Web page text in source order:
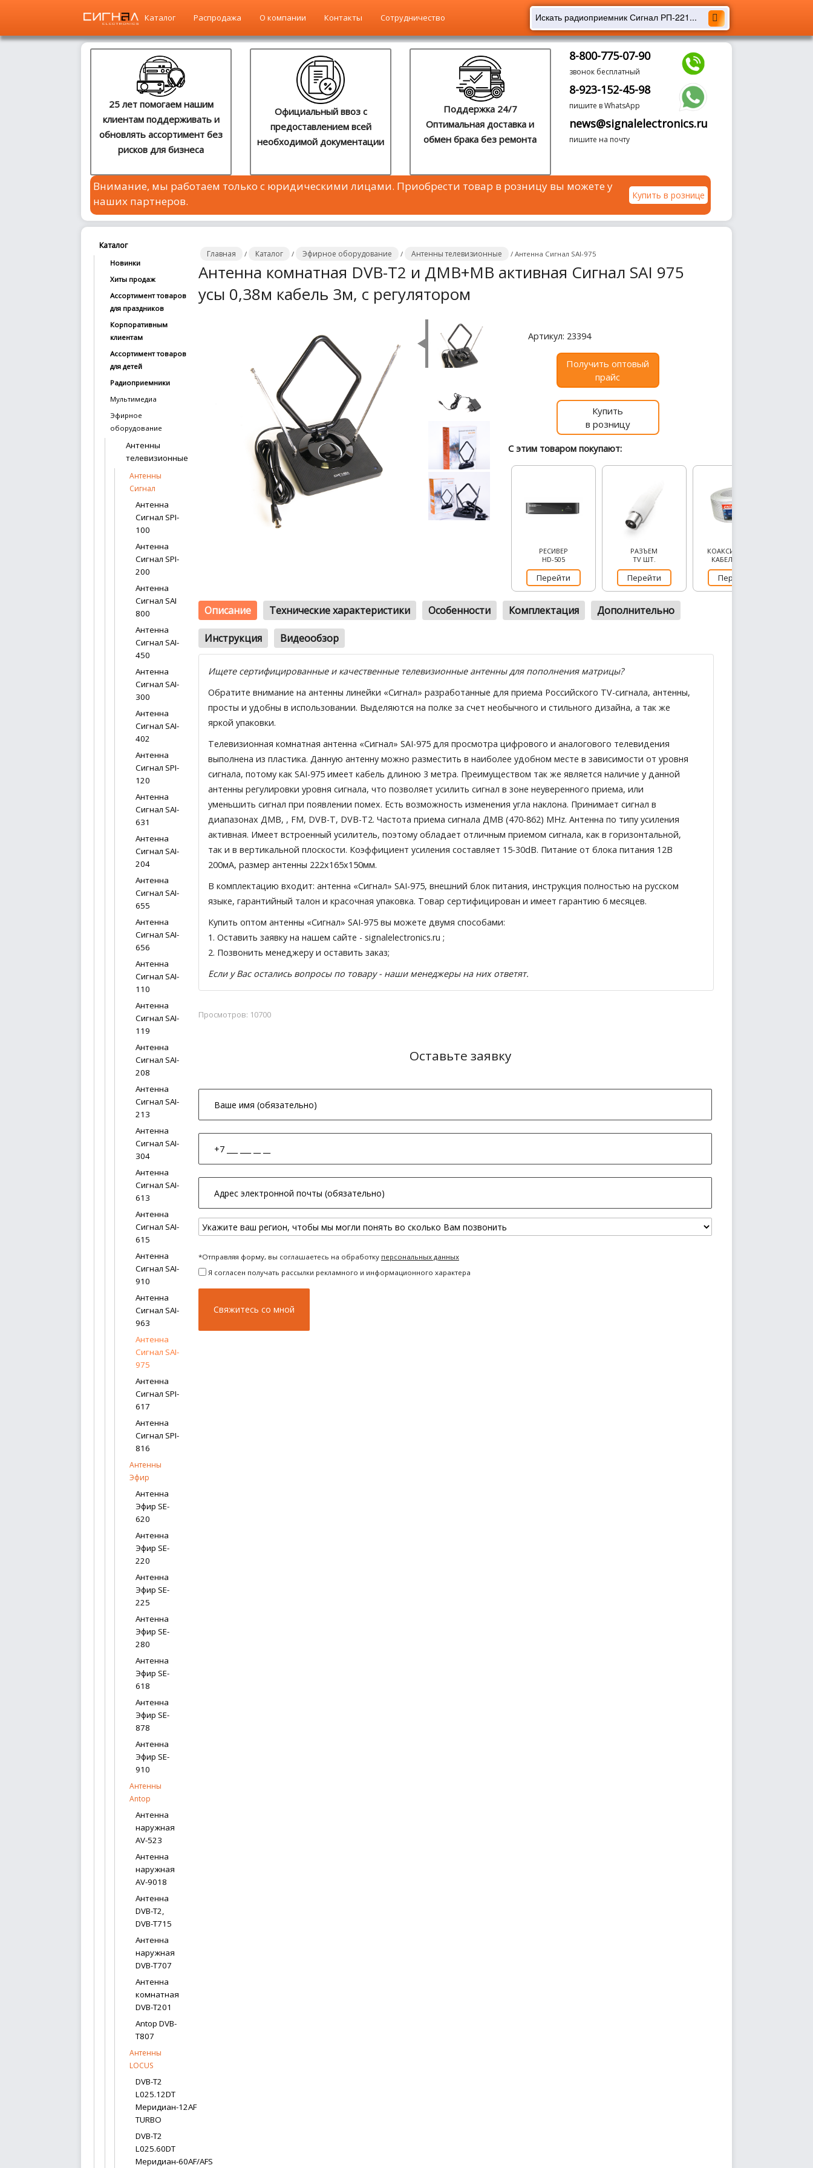
Сотрудничество
Каталог Распродажа О компании Контакты Сотрудничество
25 лет помогаем нашим
клиентам поддерживать и
обновлять ассортимент без
рисков для бизнеса
Официальный ввоз с
предоставлением всей
необходимой документации
Поддержка 24/7
Оптимальная доставка и
обмен брака без ремонта
8-800-775-07-90
звонок бесплатный
8-923-152-45-98
пишите в WhatsApp
news@signalelectronics.ru
пишите на почту
Внимание, мы работаем только с юридическими лицами. Приобрести товар в розницу вы можете у
наших партнеров.
Купить в рознице
Главная / Каталог / Эфирное оборудование / Антенны телевизионные / Антенна Сигнал SAI-975
Антенна комнатная DVB-T2 и ДМВ+МВ активная Сигнал SAI 975
усы 0,38м кабель 3м, с регулятором
Артикул: 23394
Получить оптовый
прайс
Купить
в розницу
С этим товаром покупают:
РЕСИВЕР
HD-505
Перейти
РАЗЪЕМ
TV ШТ.
Перейти
КОАКСИАЛЬНЫЙ
КАБЕЛЬ SAT50
Перейти
Описание Технические характеристики Особенности Комплектация Дополнительно
Инструкция Видеообзор
Ищете сертифицированные и качественные телевизионные антенны для пополнения матрицы?
Обратите внимание на антенны линейки «Сигнал» разработанные для приема Российского TV-сигнала, антенны,
просты и удобны в использовании. Выделяются на полке за счет необычного и стильного дизайна, а так же
яркой упаковки.
Телевизионная комнатная антенна «Сигнал» SAI-975 для просмотра цифрового и аналогового телевидения
выполнена из пластика. Данную антенну можно разместить в наиболее удобном месте в зависимости от уровня
сигнала, потому как SAI-975 имеет кабель длиною 3 метра. Преимуществом так же является наличие у данной
антенны регулировки уровня сигнала, что позволяет усилить сигнал в зоне неуверенного приема, или
уменьшить сигнал при появлении помех. Есть возможность изменения угла наклона. Принимает сигнал в
диапазонах ДМВ, , FM, DVB-T, DVB-T2. Частота приема сигнала ДМВ (470-862) MHz. Антенна по типу усиления
активная. Имеет встроенный усилитель, поэтому обладает отличным приемом сигнала, как в горизонтальной,
так и в вертикальной плоскости. Коэффициент усиления составляет 15-30dB. Питание от блока питания 12В
200мА, размер антенны 222х165х150мм.
В комплектацию входит: антенна «Сигнал» SAI-975, внешний блок питания, инструкция полностью на русском
языке, гарантийный талон и красочная упаковка. Товар сертифицирован и имеет гарантию 6 месяцев.
Купить оптом антенны «Сигнал» SAI-975 вы можете двумя способами:
1. Оставить заявку на нашем сайте - signalelectronics.ru ;
2. Позвонить менеджеру и оставить заказ;
Если у Вас остались вопросы по товару - наши менеджеры на них ответят.
Просмотров: 10700
Оставьте заявку
*Отправляя форму, вы соглашаетесь на обработку персональных данных
Я согласен получать рассылки рекламного и информационного характера
Каталог
Новинки
Хиты продаж
Ассортимент товаров
для праздников
Корпоративным
клиентам
Ассортимент товаров
для детей
Радиоприемники
Мультимедиа
Эфирное
оборудование
Антенны
телевизионные
Антенны
Сигнал
Антенна
Сигнал SPI-
100
Антенна
Сигнал SPI-
200
Антенна
Сигнал SAI
800
Антенна
Сигнал SAI-
450
Антенна
Сигнал SAI-
300
Антенна
Сигнал SAI-
402
Антенна
Сигнал SPI-
120
Антенна
Сигнал SAI-
631
Антенна
Сигнал SAI-
204
Антенна
Сигнал SAI-
655
Антенна
Сигнал SAI-
656
Антенна
Сигнал SAI-
110
Антенна
Сигнал SAI-
119
Антенна
Сигнал SAI-
208
Антенна
Сигнал SAI-
213
Антенна
Сигнал SAI-
304
Антенна
Сигнал SAI-
613
Антенна
Сигнал SAI-
615
Антенна
Сигнал SAI-
910
Антенна
Сигнал SAI-
963
Антенна
Сигнал SAI-
975
Антенна
Сигнал SPI-
617
Антенна
Сигнал SPI-
816
Антенны
Эфир
Антенна
Эфир SE-
620
Антенна
Эфир SE-
220
Антенна
Эфир SE-
225
Антенна
Эфир SE-
280
Антенна
Эфир SE-
618
Антенна
Эфир SE-
878
Антенна
Эфир SE-
910
Антенны
Antop
Антенна
наружная
AV-523
Антенна
наружная
AV-9018
Антенна
DVB-T2,
DVB-T715
Антенна
наружная
DVB-T707
Антенна
комнатная
DVB-T201
Antop DVB-
T807
Антенны
LOCUS
DVB-T2
L025.12DT
Меридиан-12AF
TURBO
DVB-T2
L025.60DT
Меридиан-60AF/AFS